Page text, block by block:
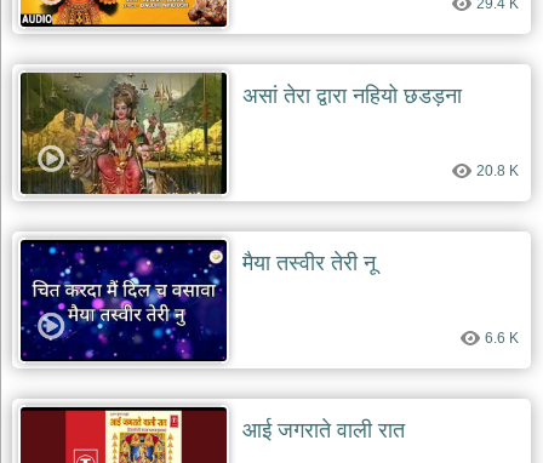
29.4 K
असां तेरा द्वारा नहियो छडड़ना
20.8 K
मैया तस्वीर तेरी नू
6.6 K
आई जगराते वाली रात